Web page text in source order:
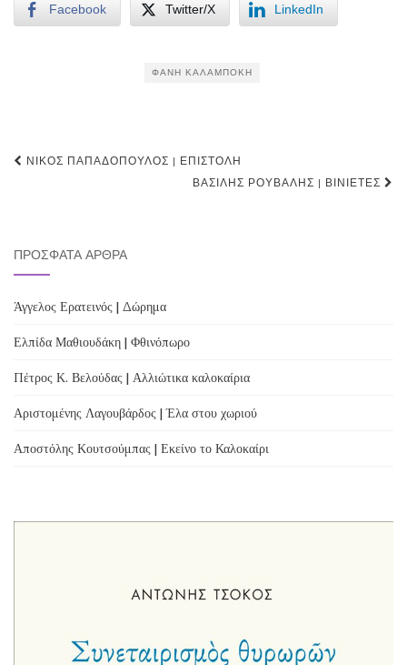
Facebook Twitter/X LinkedIn
ΦΑΝΉ ΚΑΛΑΜΠΌΚΗ
Post
ΝΊΚΟΣ ΠΑΠΑΔΌΠΟΥΛΟΣ | ΕΠΙΣΤΟΛΉ
ΒΑΣΊΛΗΣ ΡΟΎΒΑΛΗΣ | ΒΙΝΙΈΤΕΣ
ΠΡΌΣΦΑΤΑ ΆΡΘΡΑ
Άγγελος Ερατεινός | Δώρημα
Ελπίδα Μαθιουδάκη | Φθινόπωρο
Πέτρος Κ. Βελούδας | Αλλιώτικα καλοκαίρια
Αριστομένης Λαγουβάρδος | Έλα στου χωριού
Αποστόλης Κουτσούμπας | Εκείνο το Καλοκαίρι